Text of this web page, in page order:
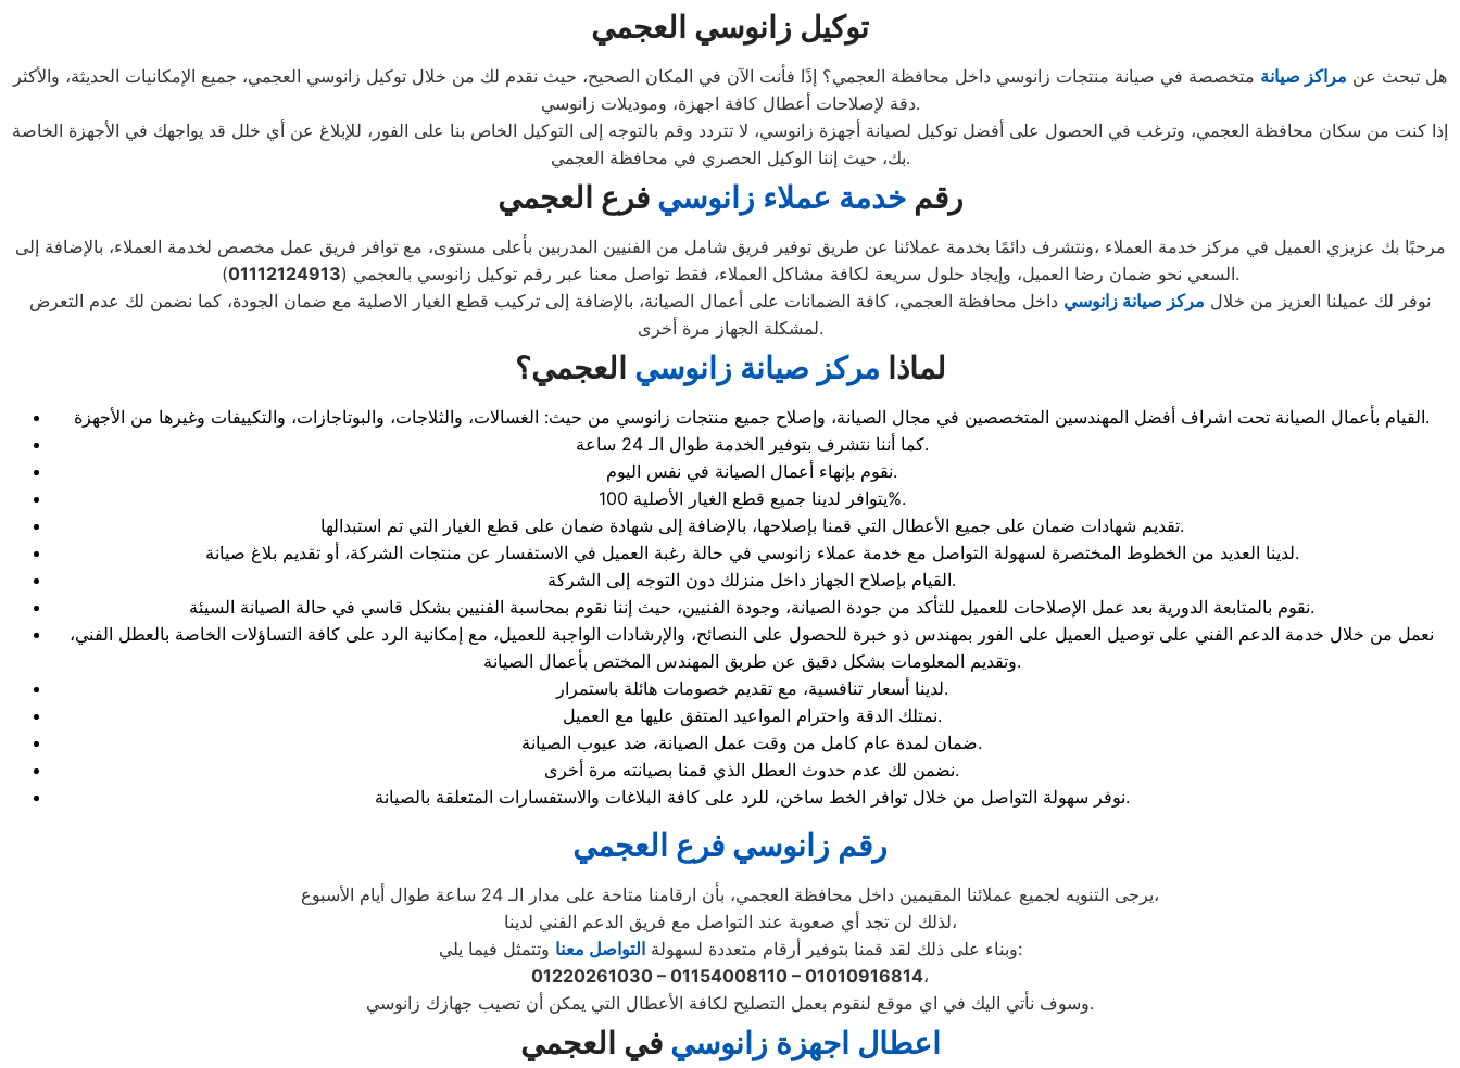
توكيل زانوسي العجمي
هل تبحث عن مراكز صيانة متخصصة في صيانة منتجات زانوسي داخل محافظة العجمي؟ إذًا فأنت الآن في المكان الصحيح، حيث نقدم لك من خلال توكيل زانوسي العجمي، جميع الإمكانيات الحديثة، والأكثر
دقة لإصلاحات أعطال كافة اجهزة، وموديلات زانوسي.
إذا كنت من سكان محافظة العجمي، وترغب في الحصول على أفضل توكيل لصيانة أجهزة زانوسي، لا تتردد وقم بالتوجه إلى التوكيل الخاص بنا على الفور، للإبلاغ عن أي خلل قد يواجهك في الأجهزة الخاصة
بك، حيث إننا الوكيل الحصري في محافظة العجمي.
رقمخدمة عملاء زانوسي فرع العجمي
مرحبًا بك عزيزي العميل في مركز خدمة العملاء ،ونتشرف دائمًا بخدمة عملائنا عن طريق توفير فريق شامل من الفنيين المدربين بأعلى مستوى، مع توافر فريق عمل مخصص لخدمة العملاء، بالإضافة إلى
السعي نحو ضمان رضا العميل، وإيجاد حلول سريعة لكافة مشاكل العملاء، فقط تواصل معنا عبر رقم توكيل زانوسي بالعجمي (01112124913
).
نوفر لك عميلنا العزيز من خلال مركز صيانة زانوسي داخل محافظة العجمي، كافة الضمانات على أعمال الصيانة، بالإضافة إلى تركيب قطع الغيار الاصلية مع ضمان الجودة، كما نضمن لك عدم التعرض
لمشكلة الجهاز مرة أخرى.
لماذا مركز صيانة زانوسي العجمي؟
القيام بأعمال الصيانة تحت اشراف أفضل المهندسين المتخصصين في مجال الصيانة، وإصلاح جميع منتجات زانوسي من حيث: الغسالات، والثلاجات، والبوتاجازات، والتكييفات وغيرها من الأجهزة.
كما أننا نتشرف بتوفير الخدمة طوال الـ 24 ساعة.
نقوم بإنهاء أعمال الصيانة في نفس اليوم.
يتوافر لدينا جميع قطع الغيار الأصلية 100%.
تقديم شهادات ضمان على جميع الأعطال التي قمنا بإصلاحها، بالإضافة إلى شهادة ضمان على قطع الغيار التي تم استبدالها.
لدينا العديد من الخطوط المختصرة لسهولة التواصل مع خدمة عملاء زانوسي في حالة رغبة العميل في الاستفسار عن منتجات الشركة، أو تقديم بلاغ صيانة.
القيام بإصلاح الجهاز داخل منزلك دون التوجه إلى الشركة.
نقوم بالمتابعة الدورية بعد عمل الإصلاحات للعميل للتأكد من جودة الصيانة، وجودة الفنيين، حيث إننا نقوم بمحاسبة الفنيين بشكل قاسي في حالة الصيانة السيئة.
نعمل من خلال خدمة الدعم الفني على توصيل العميل على الفور بمهندس ذو خبرة للحصول على النصائح، والإرشادات الواجبة للعميل، مع إمكانية الرد على كافة التساؤلات الخاصة بالعطل الفني،
وتقديم المعلومات بشكل دقيق عن طريق المهندس المختص بأعمال الصيانة.
لدينا أسعار تنافسية، مع تقديم خصومات هائلة باستمرار.
نمتلك الدقة واحترام المواعيد المتفق عليها مع العميل.
ضمان لمدة عام كامل من وقت عمل الصيانة، ضد عيوب الصيانة.
نضمن لك عدم حدوث العطل الذي قمنا بصيانته مرة أخرى.
نوفر سهولة التواصل من خلال توافر الخط ساخن، للرد على كافة البلاغات والاستفسارات المتعلقة بالصيانة.
رقم زانوسي فرع العجمي
يرجى التنويه لجميع عملائنا المقيمين داخل محافظة العجمي، بأن ارقامنا متاحة على مدار الـ 24 ساعة طوال أيام الأسبوع،
لذلك لن تجد أي صعوبة عند التواصل مع فريق الدعم الفني لدينا،
وبناء على ذلك لقد قمنا بتوفير أرقام متعددة لسهولةالتواصل معنا
وتتمثل فيما يلي:
01220261030 – 01154008110 – 01010916814،
وسوف نأتي اليك في اي موقع لنقوم بعمل التصليح لكافة الأعطال التي يمكن أن تصيب جهازك زانوسي.
اعطال اجهزة زانوسي في العجمي